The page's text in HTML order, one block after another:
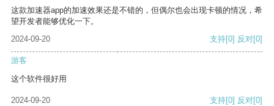
这款加速器app的加速效果还是不错的，但偶尔也会出现卡顿的情况，希
望开发者能够优化一下。
2024-09-20
支持[0] 反对[0]
游客
这个软件很好用
2024-09-20 支持[0] 反对[0]